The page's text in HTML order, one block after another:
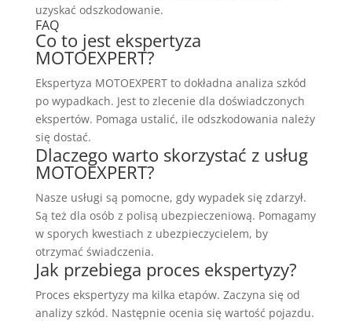
uzyskać odszkodowanie.
FAQ
Co to jest ekspertyza
MOTOEXPERT?
Ekspertyza MOTOEXPERT to dokładna analiza szkód
po wypadkach. Jest to zlecenie dla doświadczonych
ekspertów. Pomaga ustalić, ile odszkodowania należy
się dostać.
Dlaczego warto skorzystać z usług
MOTOEXPERT?
Nasze usługi są pomocne, gdy wypadek się zdarzył.
Są też dla osób z polisą ubezpieczeniową. Pomagamy
w sporych kwestiach z ubezpieczycielem, by
otrzymać świadczenia.
Jak przebiega proces ekspertyzy?
Proces ekspertyzy ma kilka etapów. Zaczyna się od
analizy szkód. Następnie ocenia się wartość pojazdu.